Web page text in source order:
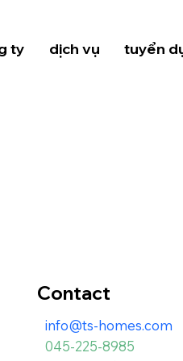
ty dịch vụ tuyển
Contact
info@ts-homes.com
045-225-8985